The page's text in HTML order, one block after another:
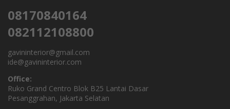
08170840164
082112108800
gavininterior@gmail.com
ide@gavininterior.com
Office:
Ruko Grand Centro Blok B25 Lantai Dasar
Pesanggrahan, Jakarta Selatan